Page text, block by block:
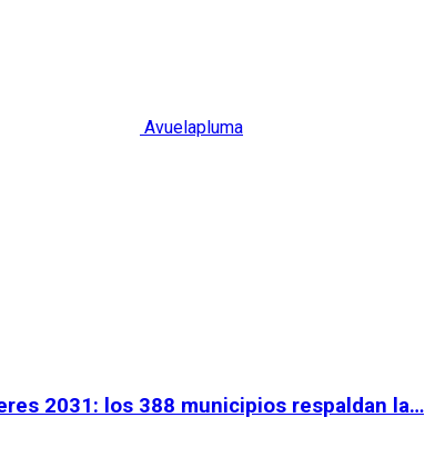
Avuelapluma
2031: los 388 municipios respaldan la…